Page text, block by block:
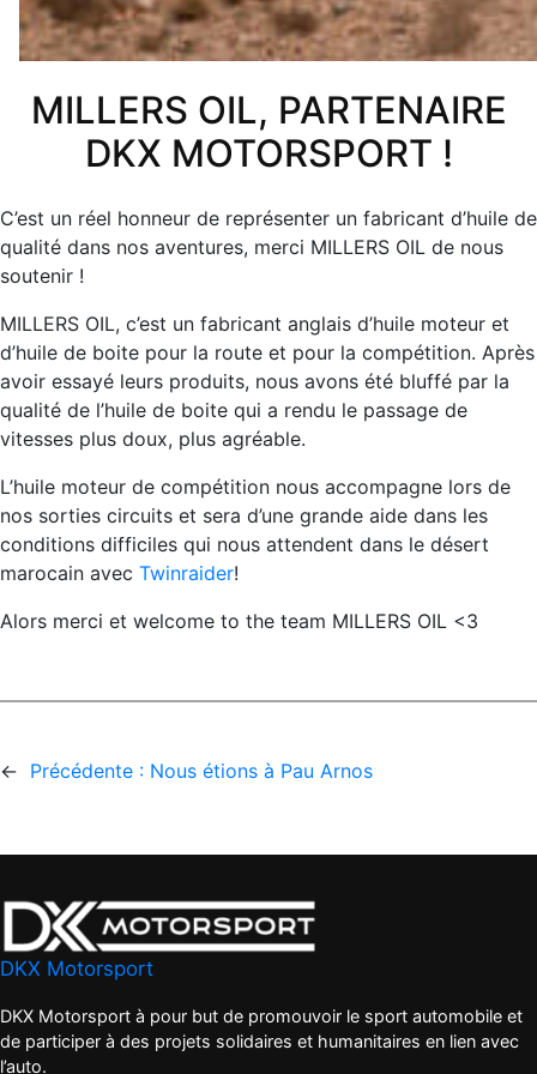
MILLERS OIL, PARTENAIRE
DKX MOTORSPORT !
C’est un réel honneur de représenter un fabricant d’huile de
qualité dans nos aventures, merci MILLERS OIL de nous
soutenir !
MILLERS OIL, c’est un fabricant anglais d’huile moteur et
d’huile de boite pour la route et pour la compétition. Après
avoir essayé leurs produits, nous avons été bluffé par la
qualité de l’huile de boite qui a rendu le passage de
vitesses plus doux, plus agréable.
L’huile moteur de compétition nous accompagne lors de
nos sorties circuits et sera d’une grande aide dans les
conditions difficiles qui nous attendent dans le désert
marocain avec Twinraider!
Alors merci et welcome to the team MILLERS OIL <3
← Précédente : Nous étions à Pau Arnos
DKX Motorsport
DKX Motorsport à pour but de promouvoir le sport automobile et
de participer à des projets solidaires et humanitaires en lien avec
l’auto.